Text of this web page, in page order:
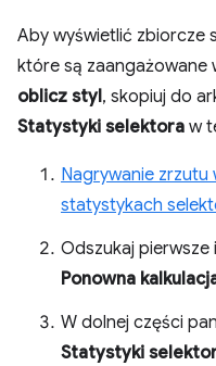
Aby wyświetlić zbiorcze
które są zaangażowane
oblicz styl, skopiuj do
Statystyki selektora w
Nagrywanie zrzutu
statystykach
Odszukaj
Ponowna
W dolnej części
Statystyki